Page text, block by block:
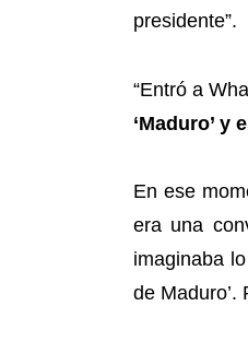
presidente”.
“Entró a
‘Maduro’ y
En ese
era una
imaginaba
de Maduro’.